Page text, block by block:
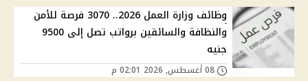
وظائف وزارة العمل 2026.. 3070 فرصة للأمن
والنظافة والسائقين برواتب تصل إلى 9500
جنيه